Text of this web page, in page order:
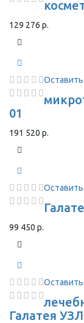
129 276 р.
01
191 520 р.
99 450 р.
Галатея